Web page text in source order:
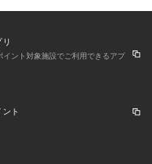
味が違って見える場合があ
ント対象施設でご利用できるアプ
ト